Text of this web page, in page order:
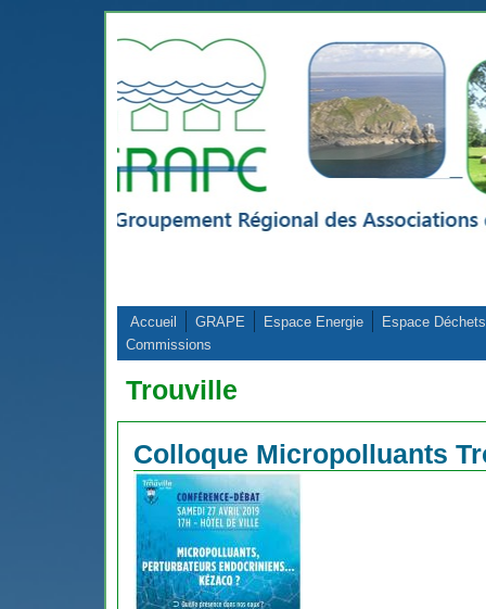
Accueil GRAPE Espace Energie
Espace Déchets
Commissions
Trouville
Colloque Micropolluants